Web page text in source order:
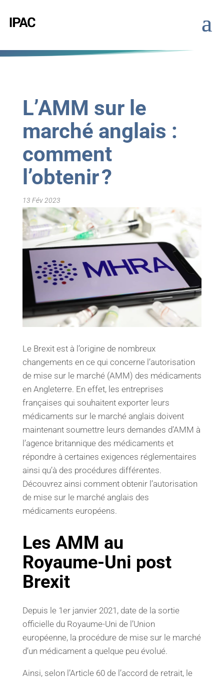
L’AMM sur le
marché anglais :
comment
l’obtenir ?
13 Fév 2023
Le Brexit est à l’origine de nombreux
changements en ce qui concerne l’autorisation
de mise sur le marché (AMM) des médicaments
en Angleterre. En effet, les entreprises
françaises qui souhaitent exporter leurs
médicaments sur le marché anglais doivent
maintenant soumettre leurs demandes d’AMM à
l’agence britannique des médicaments et
répondre à certaines exigences réglementaires
ainsi qu’à des procédures différentes.
Découvrez ainsi comment obtenir l’autorisation
de mise sur le marché anglais des
médicaments européens.
Les AMM au
Royaume-Uni post
Brexit
Depuis le 1er janvier 2021, date de la sortie
officielle du Royaume-Uni de l’Union
européenne, la procédure de mise sur le marché
d’un médicament a quelque peu évolué.
Ainsi, selon l’Article 60 de l’accord de retrait, le